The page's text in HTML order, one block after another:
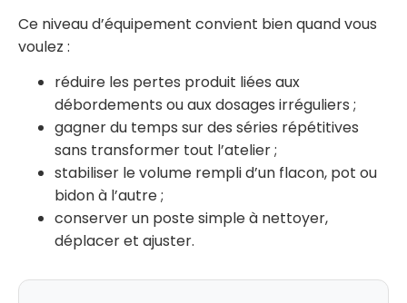
Ce niveau d’équipement convient bien quand vous
voulez :
réduire les pertes produit liées aux
débordements ou aux dosages irréguliers ;
gagner du temps sur des séries répétitives
sans transformer tout l’atelier ;
stabiliser le volume rempli d’un flacon, pot ou
bidon à l’autre ;
conserver un poste simple à nettoyer,
déplacer et ajuster.